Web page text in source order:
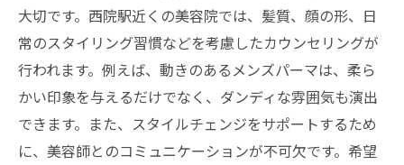
大切です。西院駅近くの美容院では、髪質、顔の形、日
常のスタイリング習慣などを考慮したカウンセリングが
行われます。例えば、動きのあるメンズパーマは、柔ら
かい印象を与えるだけでなく、ダンディな雰囲気も演出
できます。また、スタイルチェンジをサポートするため
に、美容師とのコミュニケーションが不可欠です。希望